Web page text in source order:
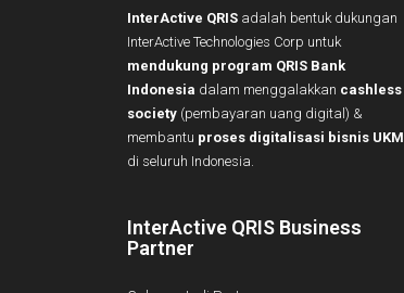
InterActive QRIS adalah bentuk dukungan
InterActive Technologies Corp untuk
mendukung program QRIS Bank
Indonesia dalam menggalakkan cashless
society (pembayaran uang digital) &
membantu proses digitalisasi bisnis UKM
di seluruh Indonesia.
InterActive QRIS Business
Partner